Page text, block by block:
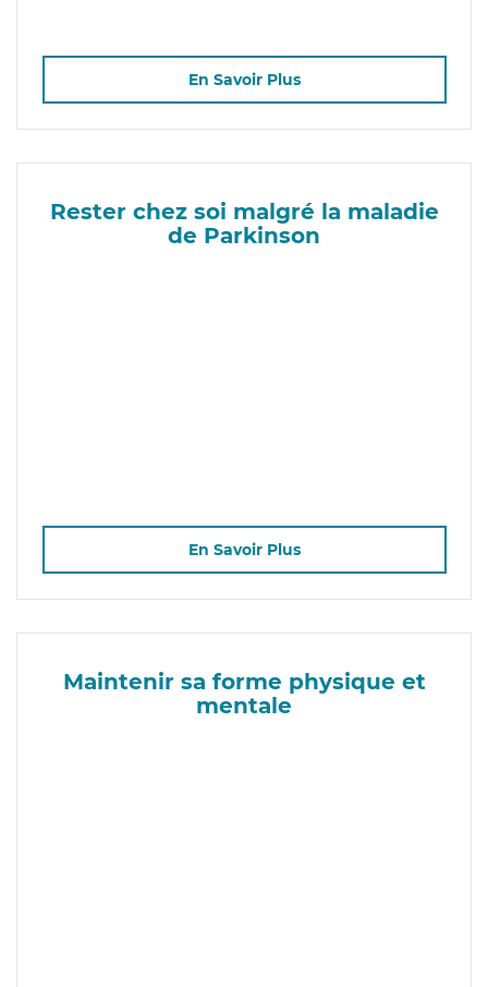
En Savoir Plus
Rester chez soi malgré la maladie
de Parkinson
En Savoir Plus
Maintenir sa forme physique et
mentale